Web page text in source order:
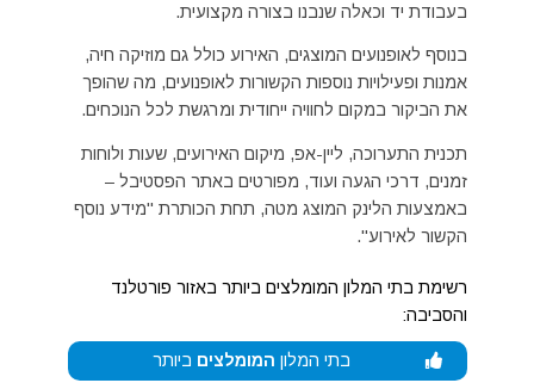
בעבודת יד וכאלה שנבנו בצורה מקצועית.
בנוסף לאופנועים המוצגים, האירוע כולל גם מוזיקה חיה,
אמנות ופעילויות נוספות הקשורות לאופנועים, מה שהופך
את הביקור במקום לחוויה ייחודית ומרגשת לכל הנוכחים.
תכנית התערוכה, ליין-אפ, מיקום האירועים, שעות ולוחות
זמנים, דרכי הגעה ועוד, מפורטים באתר הפסטיבל –
באמצעות הלינק המוצג מטה, תחת הכותרת "מידע נוסף
הקשור לאירוע".
רשימת בתי המלון המומלצים ביותר באזור פורטלנד
והסביבה:
בתי המלון המומלצים ביותר